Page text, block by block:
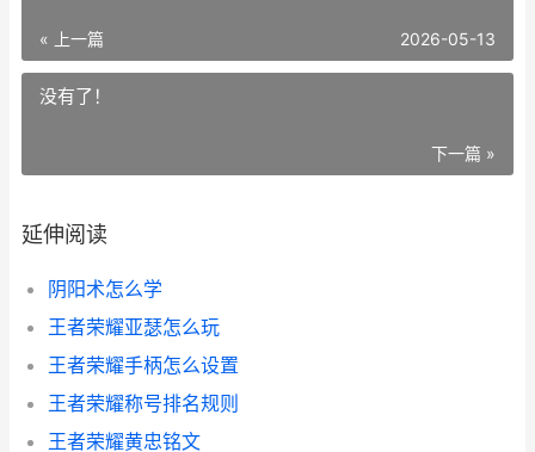
« 上一篇 2026-05-13
没有了！
下一篇 »
延伸阅读
阴阳术怎么学
王者荣耀亚瑟怎么玩
王者荣耀手柄怎么设置
王者荣耀称号排名规则
王者荣耀黄忠铭文